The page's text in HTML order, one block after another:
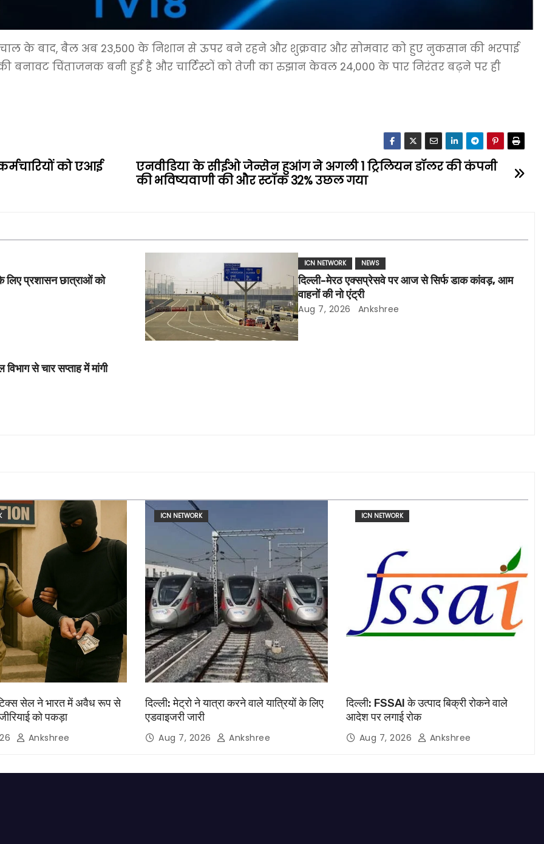
के बाद, बैल अब 23,500 के निशान से ऊपर बने रहने और शुक्रवार और सोमवार को हुए नुकसान की भरपाई
चिंताजनक बनी हुई है और चार्टिस्टों को तेजी का रुझान केवल 24,000 के पार निरंतर बढ़ने पर ही
एनवीडिया के सीईओ जेन्सेन हुआंग ने अगली 1 ट्रिलियन डॉलर की कंपनी
की भविष्यवाणी की और स्टॉक 32% उछल गया
को एआई
लिए प्रशासन छात्राओं को
ICN NETWORK NEWS
दिल्ली-मेरठ एक्सप्रेसवे पर आज से सिर्फ डाक कांवड़, आम
वाहनों की नो एंट्री
Aug 7, 2026 Ankshree
से चार सप्ताह में मांगी
सेल ने भारत में अवैध रूप से
को पकड़ा
Ankshree
ICN NETWORK
दिल्ली: मेट्रो ने यात्रा करने वाले यात्रियों के लिए
एडवाइजरी जारी
Aug 7, 2026 Ankshree
ICN NETWORK
दिल्ली: FSSAI के उत्पाद बिक्री रोकने वाले
आदेश पर लगाई रोक
Aug 7, 2026 Ankshree